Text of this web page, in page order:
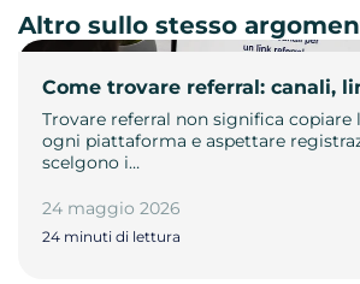
Come trovare referral: canali,
Trovare referral non significa copiare
ogni piattaforma e aspettare
scelgono i…
24 maggio 2026
24 minuti di lettura
Altro sullo stesso